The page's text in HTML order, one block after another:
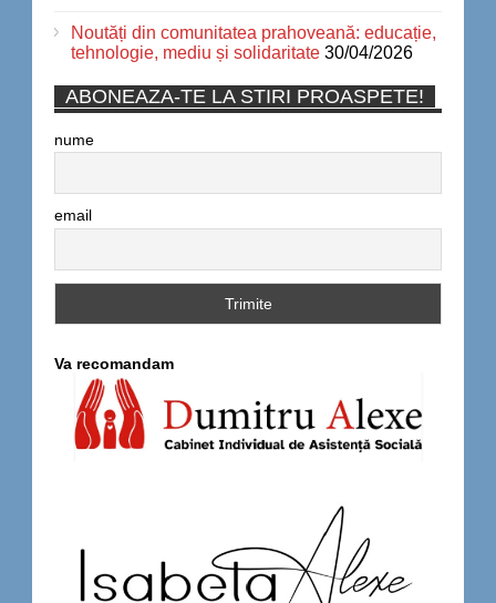
Noutăți din comunitatea prahoveană: educație,
tehnologie, mediu și solidaritate 30/04/2026
ABONEAZA-TE LA STIRI PROASPETE!
nume
email
Va recomandam